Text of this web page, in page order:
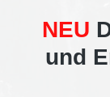
NEU
und